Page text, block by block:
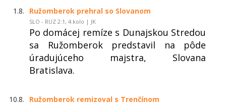
1.8. Ružomberok prehral so Slovanom
SLO - RUZ 2:1, 4.kolo | JK
Po domácej remíze s Dunajskou Stredou
sa Ružomberok predstavil na pôde
úradujúceho majstra, Slovana
Bratislava.
10.8. Ružomberok remizoval s Trenčínom